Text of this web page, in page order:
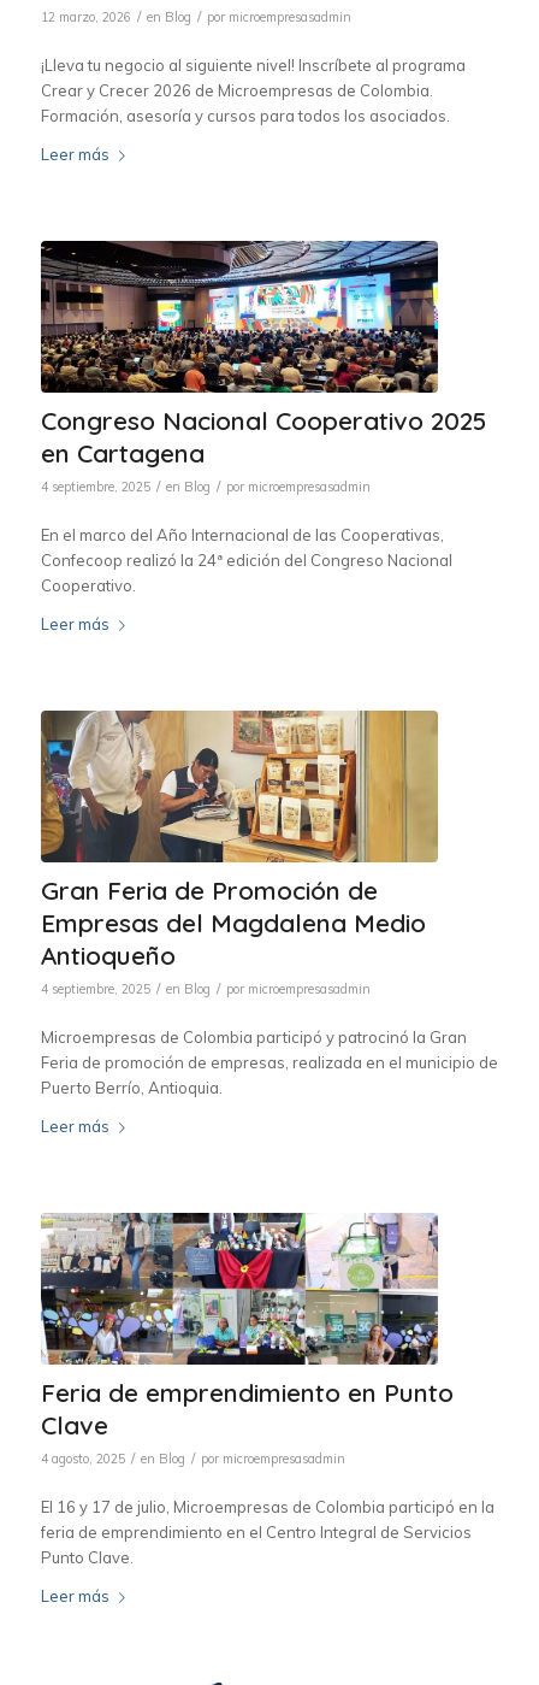
12 marzo, 2026 / en Blog / por microempresasadmin
¡Lleva tu negocio al siguiente nivel! Inscríbete al programa
Crear y Crecer 2026 de Microempresas de Colombia.
Formación, asesoría y cursos para todos los asociados.
Leer más
Congreso Nacional Cooperativo 2025
en Cartagena
4 septiembre, 2025 / en Blog / por microempresasadmin
En el marco del Año Internacional de las Cooperativas,
Confecoop realizó la 24ª edición del Congreso Nacional
Cooperativo.
Leer más
Gran Feria de Promoción de
Empresas del Magdalena Medio
Antioqueño
4 septiembre, 2025 / en Blog / por microempresasadmin
Microempresas de Colombia participó y patrocinó la Gran
Feria de promoción de empresas, realizada en el municipio de
Puerto Berrío, Antioquia.
Leer más
Feria de emprendimiento en Punto
Clave
4 agosto, 2025 / en Blog / por microempresasadmin
El 16 y 17 de julio, Microempresas de Colombia participó en la
feria de emprendimiento en el Centro Integral de Servicios
Punto Clave.
Leer más